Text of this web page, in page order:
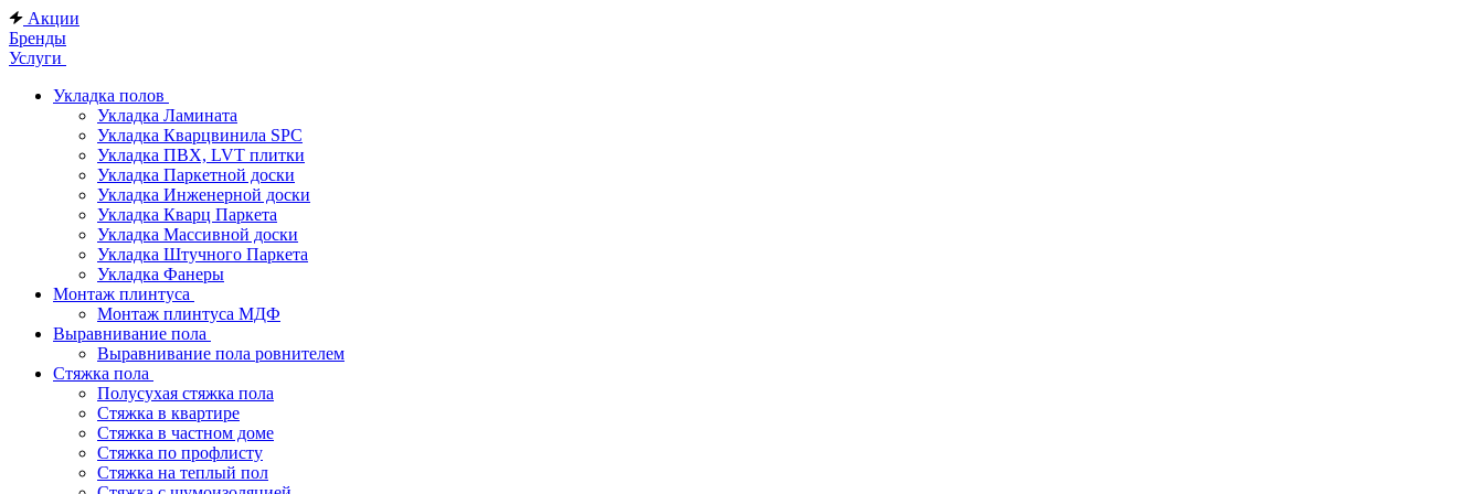
Акции
Бренды
Услуги
Укладка полов
Укладка Ламината
Укладка Кварцвинила SPC
Укладка ПВХ, LVT плитки
Укладка Паркетной доски
Укладка Инженерной доски
Укладка Кварц Паркета
Укладка Массивной доски
Укладка Штучного Паркета
Укладка Фанеры
Монтаж плинтуса
Монтаж плинтуса МДФ
Выравнивание пола
Выравнивание пола ровнителем
Стяжка пола
Полусухая стяжка пола
Стяжка в квартире
Стяжка в частном доме
Стяжка по профлисту
Стяжка на теплый пол